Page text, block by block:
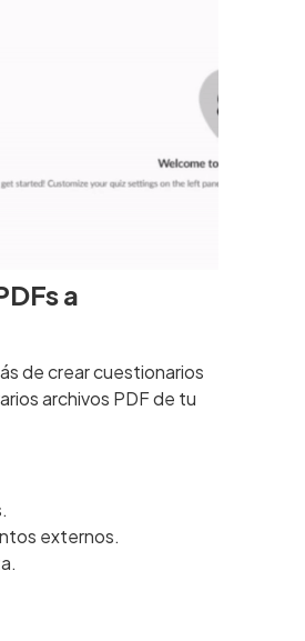
a
de crear cuestionarios
archivos PDF de tu
externos.